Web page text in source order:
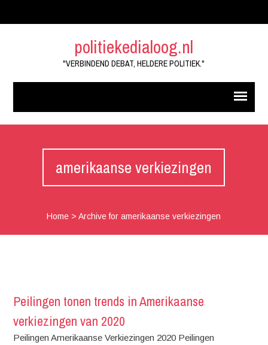
politiekedialoog.nl
"VERBINDEND DEBAT, HELDERE POLITIEK."
amerikaanse verkiezingen
Home >Archive for amerikaanse verkiezingen
Peilingen tonen trends in Amerikaanse
verkiezingen van 2020
Peilingen Amerikaanse Verkiezingen 2020 Peilingen